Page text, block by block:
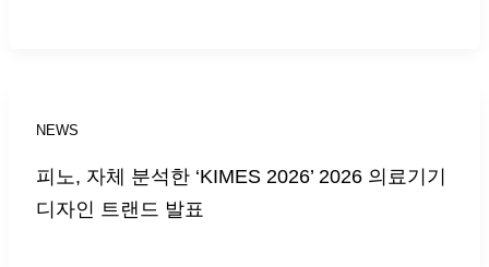
NEWS
피노, 자체 분석한 ‘KIMES 2026’ 2026 의료기기
디자인 트랜드 발표